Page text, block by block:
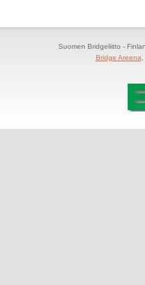
Suomen Bridgeliitto -
Bridge Areena